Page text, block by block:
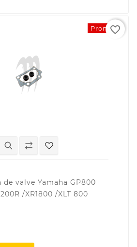
Promo !
valve Yamaha GP800
/XR1800 /XLT 800
favorite_border